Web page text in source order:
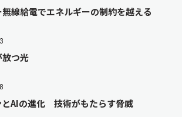
無線給電でエネルギーの制約を越える
つ光
とAIの進化 技術がもたらす脅威